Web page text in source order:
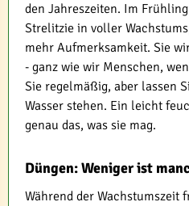
den Jahreszeiten. Im
Strelitzie in voller
mehr Aufmerksamkeit. Sie
- ganz wie wir Menschen,
Sie regelmäßig, aber lassen
Wasser stehen. Ein leicht
genau das, was sie mag.
Düngen: Weniger ist
Während der